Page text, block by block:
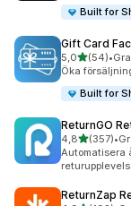
Built for
Gift Card
5,0av 5(54)
54 •
Öka
Built for
ReturnGO
4,8av 5(357)
357 •
Automatisera
ReturnZap